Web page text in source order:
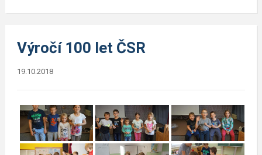
Výročí 100 let ČSR
19.10.2018